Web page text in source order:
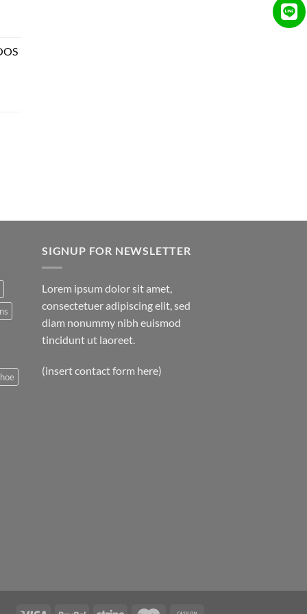
SIGNUP FOR NEWSLETTER
Lorem ipsum dolor sit amet,
consectetuer adipiscing elit, sed
diam nonummy nibh euismod
tincidunt ut laoreet.
(insert contact form here)